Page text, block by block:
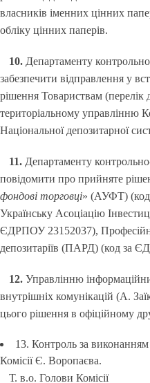
власників іменних цінних
обліку цінних паперів.
10. Департаменту
забезпечити відправлення у
рішення Товариствам (перелік
територіальному управлінню
Національної депозитарної
11. Департаменту
повідомити про прийняте
фондові торговці» (АУФТ)
Українську Асоціацію
ЄДРПОУ 23152037), Професійну
депозитаріїв (ПАРД) (код за
12. Управлінню
внутрішніх комунікацій (А.
цього рішення в офіційному
13. Контроль за
Комісії Є. Воропаєва.
Т. в.о. Голови Комісії